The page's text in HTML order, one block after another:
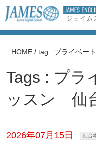
HOME /tag : プライベー
Tags : プラ
ッスン 仙
2026年07月15日 仙台